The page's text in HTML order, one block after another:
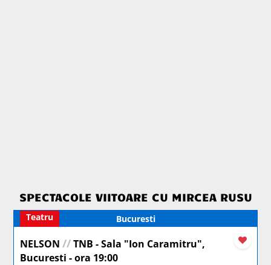
SPECTACOLE VIITOARE CU MIRCEA RUSU
Bucuresti
Teatru
NELSON//TNB - Sala "Ion Caramitru",
Bucuresti - ora 19:00